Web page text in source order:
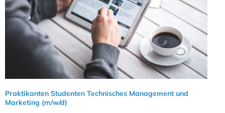
Praktikanten Studenten Technisches Management und
Marketing (m/w/d)